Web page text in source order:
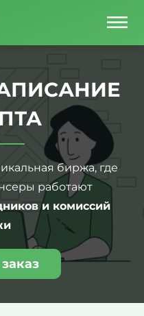
биржа, где
работают
и комиссий